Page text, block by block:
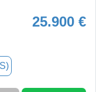
25.900 €